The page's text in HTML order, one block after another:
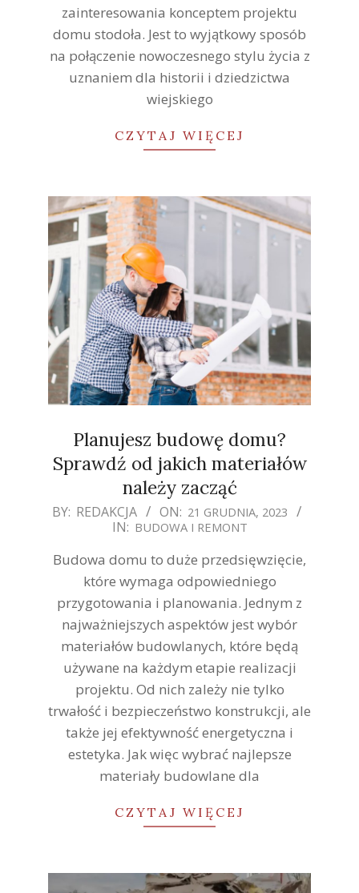
zainteresowania konceptem projektu
domu stodoła. Jest to wyjątkowy sposób
na połączenie nowoczesnego stylu życia z
uznaniem dla historii i dziedzictwa
wiejskiego
CZYTAJ WIĘCEJ
Planujesz budowę domu?
Sprawdź od jakich materiałów
należy zacząć
2023-
21
BY: REDAKCJA ON: 21 GRUDNIA, 2023
IN: BUDOWA I REMONT
Budowa domu to duże przedsięwzięcie,
które wymaga odpowiedniego
przygotowania i planowania. Jednym z
najważniejszych aspektów jest wybór
materiałów budowlanych, które będą
używane na każdym etapie realizacji
projektu. Od nich zależy nie tylko
trwałość i bezpieczeństwo konstrukcji, ale
także jej efektywność energetyczna i
estetyka. Jak więc wybrać najlepsze
materiały budowlane dla
CZYTAJ WIĘCEJ